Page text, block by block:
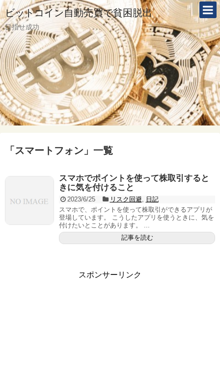
ビットコイン自動売買で貧困脱出
目指せ成功
「 スマートフォン 」 一覧
スマホでポイントを使って株取引すると
きに気を付けること
2023/6/25 リスク回避
日記
スマホで、ポイントを使って株取引ができるアプリが
登場しています。 こうしたアプリを使うときに、気を
付けたいとことがあります。 ...
記事を読む
スポンサーリンク